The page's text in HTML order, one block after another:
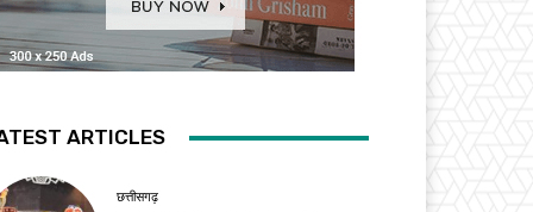
ARTICLES
छत्तीसगढ़